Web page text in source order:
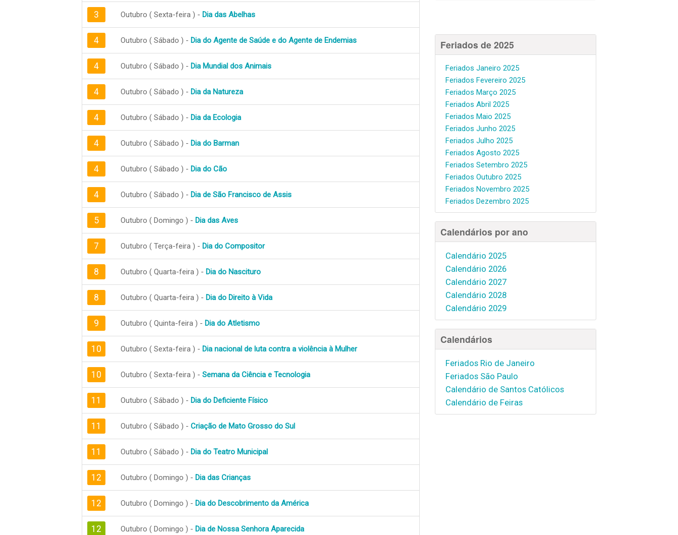
3 Outubro ( Sexta-feira ) - Dia das Abelhas
4 Outubro ( Sábado ) - Dia do Agente de Saúde e do Agente de Endemias
4 Outubro ( Sábado ) - Dia Mundial dos Animais
4 Outubro ( Sábado ) - Dia da Natureza
4 Outubro ( Sábado ) - Dia da Ecologia
4 Outubro ( Sábado ) - Dia do Barman
4 Outubro ( Sábado ) - Dia do Cão
4 Outubro ( Sábado ) - Dia de São Francisco de Assis
5 Outubro ( Domingo ) - Dia das Aves
7 Outubro ( Terça-feira ) - Dia do Compositor
8 Outubro ( Quarta-feira ) - Dia do Nascituro
8 Outubro ( Quarta-feira ) - Dia do Direito à Vida
9 Outubro ( Quinta-feira ) - Dia do Atletismo
10 Outubro ( Sexta-feira ) - Dia nacional de luta contra a violência à Mulher
10 Outubro ( Sexta-feira ) - Semana da Ciência e Tecnologia
11 Outubro ( Sábado ) - Dia do Deficiente Físico
11 Outubro ( Sábado ) - Criação de Mato Grosso do Sul
11 Outubro ( Sábado ) - Dia do Teatro Municipal
12 Outubro ( Domingo ) - Dia das Crianças
12 Outubro ( Domingo ) - Dia do Descobrimento da América
12 Outubro ( Domingo ) - Dia de Nossa Senhora Aparecida
Feriados de 2025
Feriados Janeiro 2025
Feriados Fevereiro 2025
Feriados Março 2025
Feriados Abril 2025
Feriados Maio 2025
Feriados Junho 2025
Feriados Julho 2025
Feriados Agosto 2025
Feriados Setembro 2025
Feriados Outubro 2025
Feriados Novembro 2025
Feriados Dezembro 2025
Calendários por ano
Calendário 2025
Calendário 2026
Calendário 2027
Calendário 2028
Calendário 2029
Calendários
Feriados Rio de Janeiro
Feriados São Paulo
Calendário de Santos Católicos
Calendário de Feiras